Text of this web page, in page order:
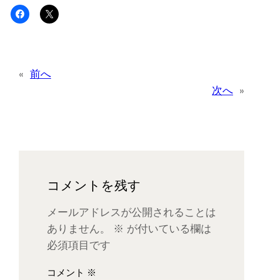
« 前へ
次へ »
コメントを残す
メールアドレスが公開されることは
ありません。
※ が付いている欄は
必須項目です
コメント ※